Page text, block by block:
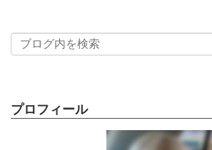
プロフィール